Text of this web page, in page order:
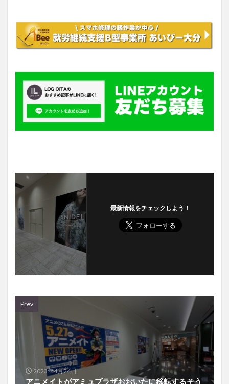
最新情報をチェックしよう！
Prev
2023年4月24日
アニメイトがアミュプラザおおいたに移転するそう